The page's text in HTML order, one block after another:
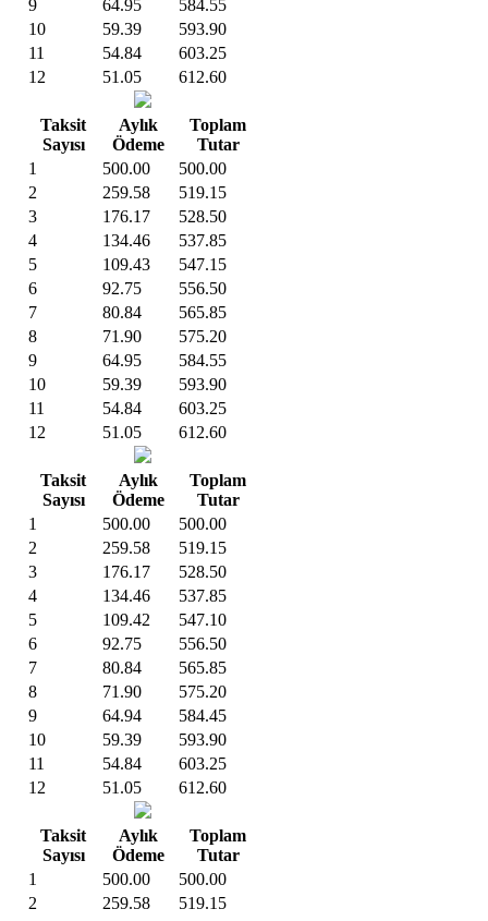
9
64.95
584.55
10
59.39
593.90
11
54.84
603.25
12
51.05 612.60
Taksit
Sayısı
Aylık
Ödeme
Toplam
Tutar
1
500.00
500.00
2
259.58
519.15
3
176.17
528.50
4
134.46
537.85
5
109.43
547.15
6
92.75
556.50
7
80.84
565.85
8
71.90
575.20
9
64.95
584.55
10
59.39
593.90
11
54.84
603.25
12
51.05 612.60
Taksit
Sayısı
Aylık
Ödeme
Toplam
Tutar
1
500.00
500.00
2
259.58
519.15
3
176.17
528.50
4
134.46
537.85
5
109.42
547.10
6
92.75
556.50
7
80.84
565.85
8
71.90
575.20
9
64.94
584.45
10
59.39
593.90
11
54.84
603.25
12
51.05 612.60
Taksit
Sayısı
Aylık
Ödeme
Toplam
Tutar
1
500.00
500.00
2
259.58
519.15